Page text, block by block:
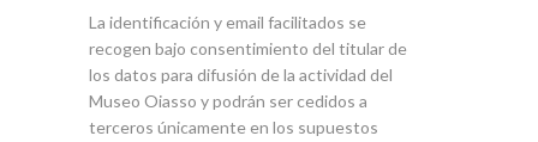
La identificación y email facilitados se
recogen bajo consentimiento del titular de
los datos para difusión de la actividad del
Museo Oiasso y podrán ser cedidos a
terceros únicamente en los supuestos